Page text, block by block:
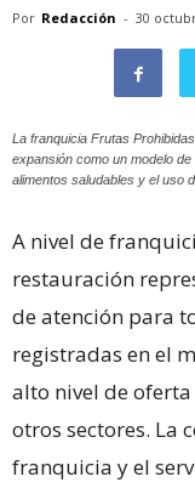
Por Redacción - 30
La franquicia Frutas
expansión como un modelo
alimentos saludables y el uso
A nivel de
restauración
de atención para
registradas en el
alto nivel de
otros sectores. La
franquicia y el